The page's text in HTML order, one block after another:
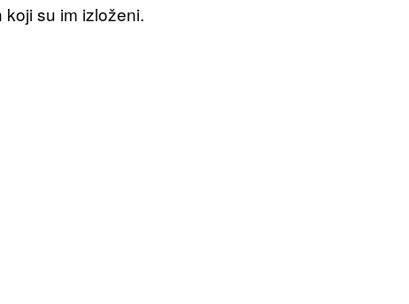
su im izloženi.